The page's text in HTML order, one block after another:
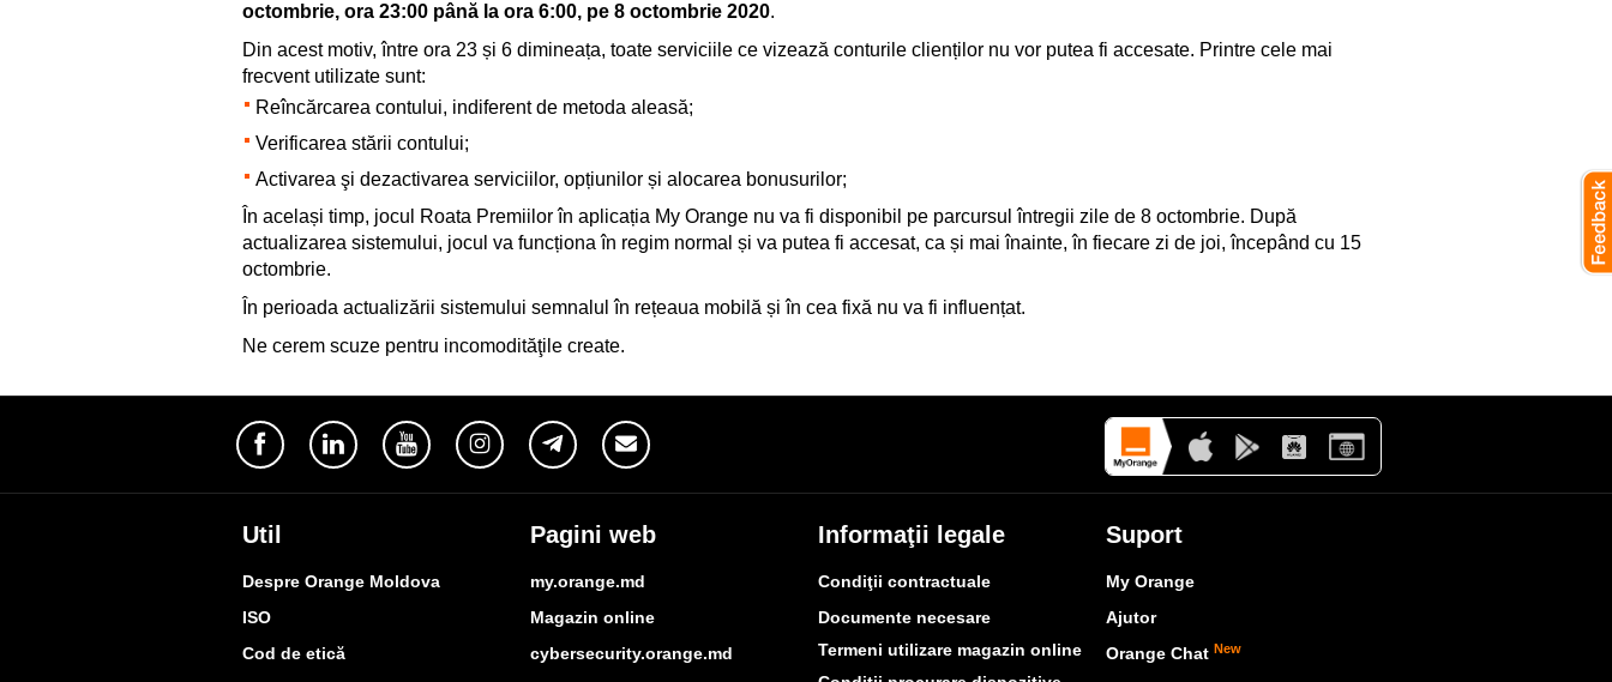
octombrie, ora 23:00 până la ora 6:00, pe 8 octombrie 2020.
Din acest motiv, între ora 23 și 6 dimineața, toate serviciile ce vizează conturile clienților nu vor putea fi accesate. Printre cele mai
frecvent utilizate sunt:
Reîncărcarea contului, indiferent de metoda aleasă;
Verificarea stării contului;
Activarea şi dezactivarea serviciilor, opțiunilor și alocarea bonusurilor;
În același timp, jocul Roata Premiilor în aplicația My Orange nu va fi disponibil pe parcursul întregii zile de 8 octombrie. După
actualizarea sistemului, jocul va funcționa în regim normal și va putea fi accesat, ca și mai înainte, în fiecare zi de joi, începând cu 15
octombrie.
În perioada actualizării sistemului semnalul în rețeaua mobilă și în cea fixă nu va fi influențat.
Ne cerem scuze pentru incomodităţile create.
Util
Despre Orange Moldova
ISO
Cod de etică
Pagini web
my.orange.md
Magazin online
cybersecurity.orange.md
Informaţii legale
Condiţii contractuale
Documente necesare
Termeni utilizare magazin online
Suport
My Orange
Ajutor
Orange Chat New